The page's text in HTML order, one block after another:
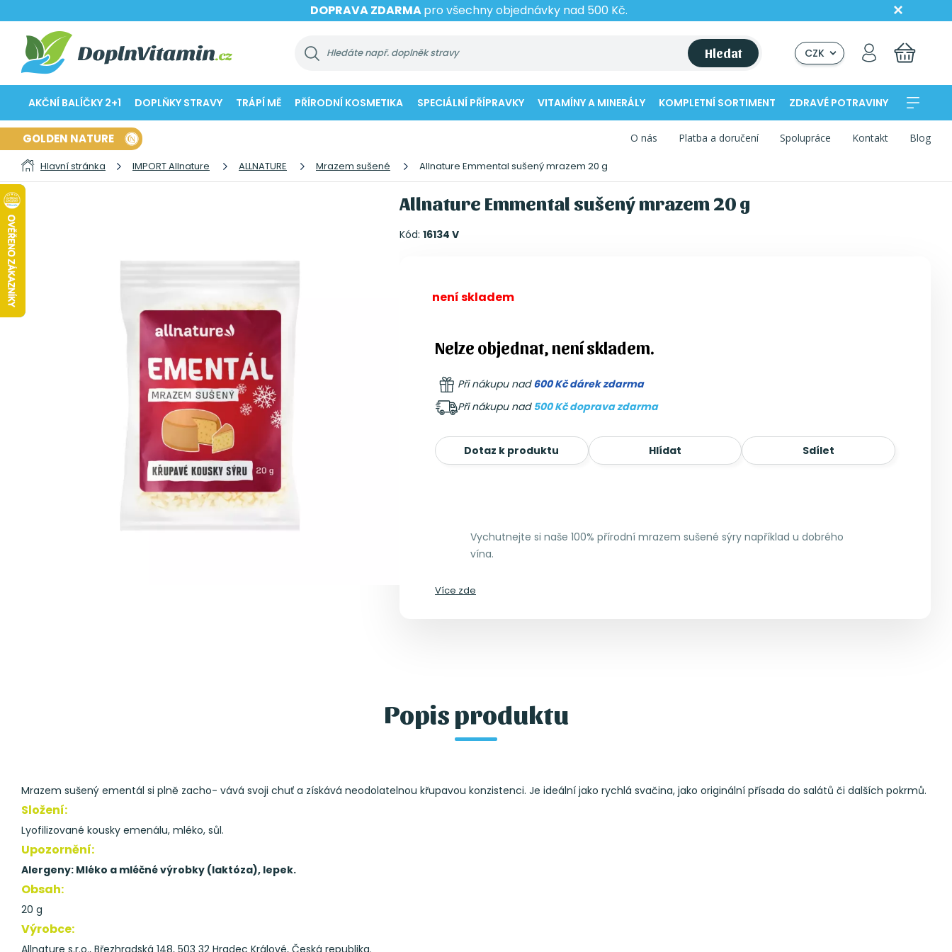
DOPRAVA ZDARMApro všechny objednávky nad 500 Kč.
Hledat CZK
AKČNÍ BALÍČKY 2+1 DOPLŇKY STRAVY TRÁPÍ MĚ PŘÍRODNÍ KOSMETIKA SPECIÁLNÍ PŘÍPRAVKY VITAMÍNY A MINERÁLY KOMPLETNÍ SORTIMENT ZDRAVÉ POTRAVINY
GOLDEN NATURE O nás Platba a doručení Spolupráce Kontakt Blog
Hlavní stránka IMPORT Allnature ALLNATURE Mrazem sušené Allnature Emmental sušený mrazem 20 g
Allnature Emmental sušený mrazem 20 g
Kód: 16134 V
není skladem
Nelze objednat, není skladem.
Při nákupu nad600 Kč dárek zdarma
Při nákupu nad 500 Kč doprava zdarma
Dotaz k produktu Hlídat Sdílet
Vychutnejte si naše 100% přírodní mrazem sušené sýry například u dobrého
vína.
Více zde
Popis produktu
Mrazem sušený ementál si plně zacho- vává svoji chuť a získává neodolatelnou křupavou konzistenci. Je ideální jako rychlá svačina, jako originální přísada do salátů či dalších pokrmů.
Složení:
Lyofilizované kousky emenálu, mléko, sůl.
Upozornění:
Alergeny: Mléko a mléčné výrobky (laktóza), lepek.
Obsah:
20 g
Výrobce:
Allnature s.r.o., Březhradská 148, 503 32 Hradec Králové, Česká republika.